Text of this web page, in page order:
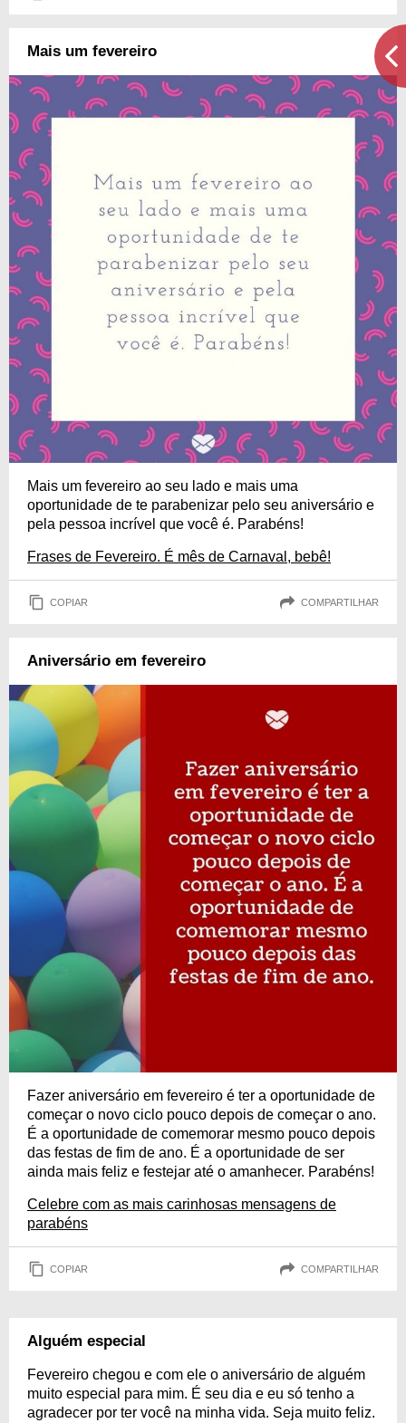
Mais um fevereiro
Mais um fevereiro ao seu lado e mais uma
oportunidade de te parabenizar pelo seu aniversário e
pela pessoa incrível que você é. Parabéns!
Frases de Fevereiro. É mês de Carnaval, bebê!
COPIAR COMPARTILHAR
Aniversário em fevereiro
Fazer aniversário em fevereiro é ter a oportunidade de
começar o novo ciclo pouco depois de começar o ano.
É a oportunidade de comemorar mesmo pouco depois
das festas de fim de ano. É a oportunidade de ser
ainda mais feliz e festejar até o amanhecer. Parabéns!
Celebre com as mais carinhosas mensagens de
parabéns
COPIAR COMPARTILHAR
Alguém especial
Fevereiro chegou e com ele o aniversário de alguém
muito especial para mim. É seu dia e eu só tenho a
agradecer por ter você na minha vida. Seja muito feliz.